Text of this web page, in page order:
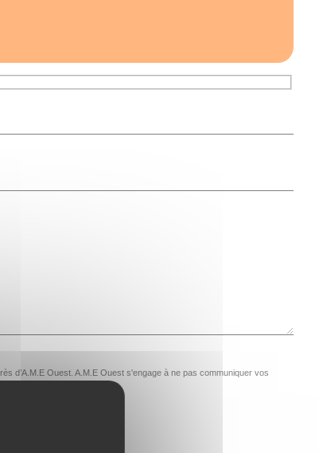
d’A.M.E Ouest. A.M.E Ouest s'engage à ne pas communiquer vos